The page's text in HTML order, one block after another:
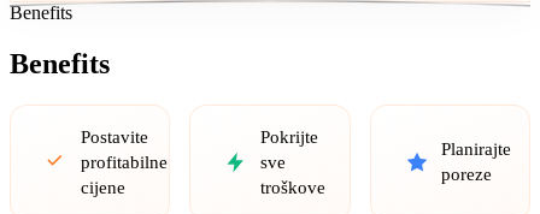
Benefits
Benefits
Postavite
profitabilne
cijene
Pokrijte
sve
troškove
Planirajte
poreze